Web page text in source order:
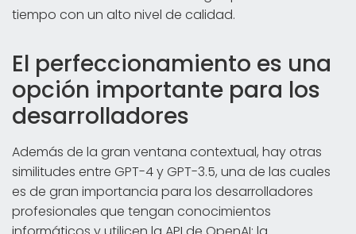
tiempo con un alto nivel de calidad.
El perfeccionamiento es una
opción importante para los
desarrolladores
Además de la gran ventana contextual, hay otras
similitudes entre GPT-4 y GPT-3.5, una de las cuales
es de gran importancia para los desarrolladores
profesionales que tengan conocimientos